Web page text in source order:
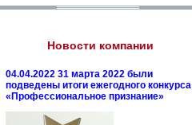
Новости компании
04.04.2022 31 марта 2022 были
подведены итоги ежегодного конкурса
«Профессиональное признание»